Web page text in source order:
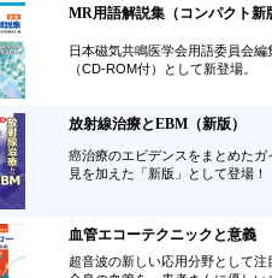
MR用語解説集（コンパクト新
日本磁気共鳴医学会用語委員会
（CD-ROM付）として新登場。
放射線治療とEBM（新版）
癌治療のエビデンスをまとめた
見を加えた「新版」として登場！
血管エコーテクニックと意義
超音波の新しい応用分野として注